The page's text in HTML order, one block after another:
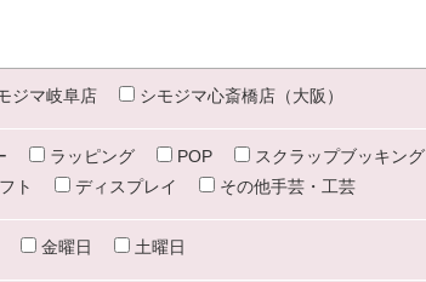
ジマ岐阜店 シモジマ心斎橋店（大阪）
ラッピング POP
スクラップブッキング
ト ディスプレイ その他手芸・工芸
金曜日 土曜日